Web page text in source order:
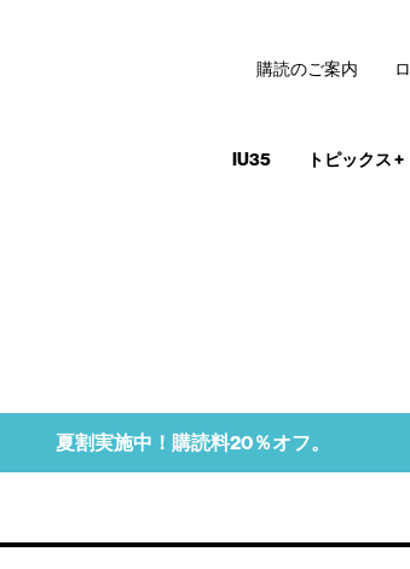
IU35 トピックス+
購読のご案内
夏割実施中！購読料20％オフ。